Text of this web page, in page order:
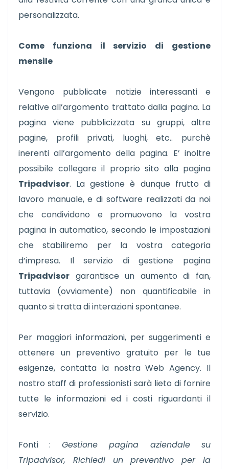
personalizzata.
Come funziona il servizio di gestione
mensile
Vengono pubblicate notizie interessanti e
relative all’argomento trattato dalla pagina. La
pagina viene pubblicizzata su gruppi, altre
pagine, profili privati, luoghi, etc.. purchè
inerenti all’argomento della pagina. E’ inoltre
possibile collegare il proprio sito alla pagina
Tripadvisor. La gestione è dunque frutto di
lavoro manuale, e di software realizzati da noi
che condividono e promuovono la vostra
pagina in automatico, secondo le impostazioni
che stabiliremo per la vostra categoria
d’impresa. Il servizio di gestione pagina
Tripadvisor garantisce un aumento di fan,
tuttavia (ovviamente) non quantificabile in
quanto si tratta di interazioni spontanee.
Per maggiori informazioni, per suggerimenti e
ottenere un preventivo gratuito per le tue
esigenze, contatta la nostra Web Agency. Il
nostro staff di professionisti sarà lieto di fornire
tutte le informazioni ed i costi riguardanti il
servizio.
Fonti : Gestione pagina aziendale su
Tripadvisor, Richiedi un preventivo per la